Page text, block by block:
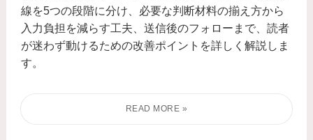
線を5つの段階に分け、必要な判断材料の揃え方から
入力負担を減らす工夫、送信後のフォローまで、読者
が迷わず動けるための改善ポイントを詳しく解説しま
す。